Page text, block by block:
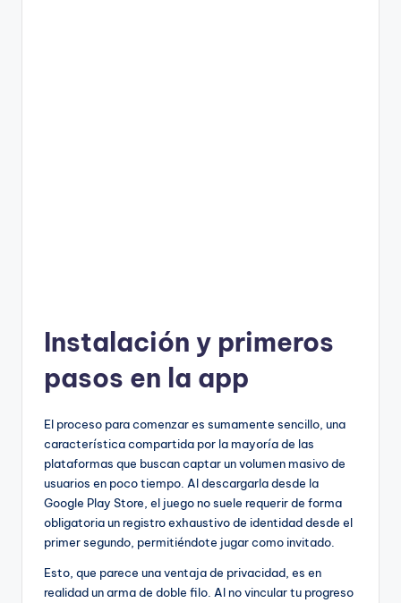
Instalación y primeros
pasos en la app
El proceso para comenzar es sumamente sencillo, una
característica compartida por la mayoría de las
plataformas que buscan captar un volumen masivo de
usuarios en poco tiempo. Al descargarla desde la
Google Play Store, el juego no suele requerir de forma
obligatoria un registro exhaustivo de identidad desde el
primer segundo, permitiéndote jugar como invitado.
Esto, que parece una ventaja de privacidad, es en
realidad un arma de doble filo. Al no vincular tu progreso